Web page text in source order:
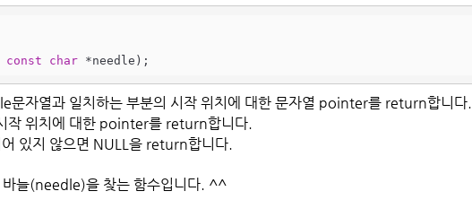
const char *needle) ;
자열과 일치하는 부분의 시작 위치에 대한 문자열 pointer를 return합니다.
작 위치에 대한 pointer를 return합니다.
있지 않으면 NULL을 return합니다.
늘(needle)을 찾는 함수입니다. ^^